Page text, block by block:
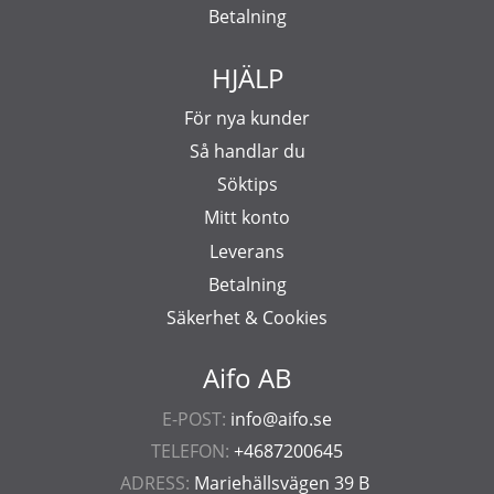
Aifo AB
E-POST: info@aifo.se
TELEFON: +4687200645
ADRESS: Mariehällsvägen 39 B
Betalning
HJÄLP
För nya kunder
Så handlar du
Söktips
Mitt konto
Leverans
Betalning
Säkerhet & Cookies